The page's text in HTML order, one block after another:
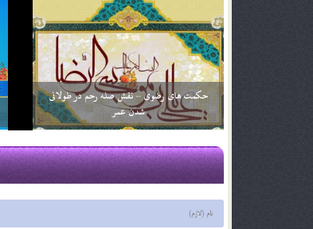
شرح دعای ماه رجب؛ «یا من ارجوه لکل خیر»
29 اسفند 03